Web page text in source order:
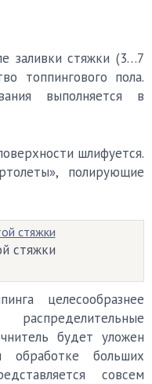
заливки стяжки (3…7
топпингового пола.
выполняется в
шлифуется.
полирующие
стяжки
целесообразнее
будет уложен
больших
совсем